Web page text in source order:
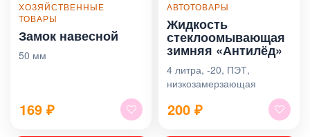
ХОЗЯЙСТВЕННЫЕ
ТОВАРЫ
Замок навесной
50 мм
169 ₽
АВТОТОВАРЫ
Жидкость
стеклоомывающая
зимняя «Антилёд»
4 литра, -20, ПЭТ,
низкозамерзающая
200 ₽